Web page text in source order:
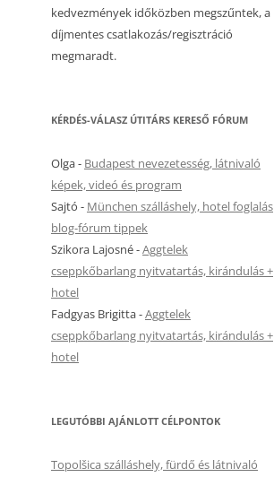
kedvezmények időközben megszűntek, a
díjmentes csatlakozás/regisztráció
megmaradt.
KÉRDÉS-VÁLASZ ÚTITÁRS KERESŐ FÓRUM
Olga- Budapest nevezetesség, látnivaló
képek, videó és program
Sajtó - München szálláshely, hotel foglalás
blog-fórum tippek
Szikora Lajosné-Aggtelek
cseppkőbarlang nyitvatartás, kirándulás +
hotel
Fadgyas Brigitta-Aggtelek
cseppkőbarlang nyitvatartás, kirándulás +
hotel
LEGUTÓBBI AJÁNLOTT CÉLPONTOK
Topolšica szálláshely, fürdő és látnivaló